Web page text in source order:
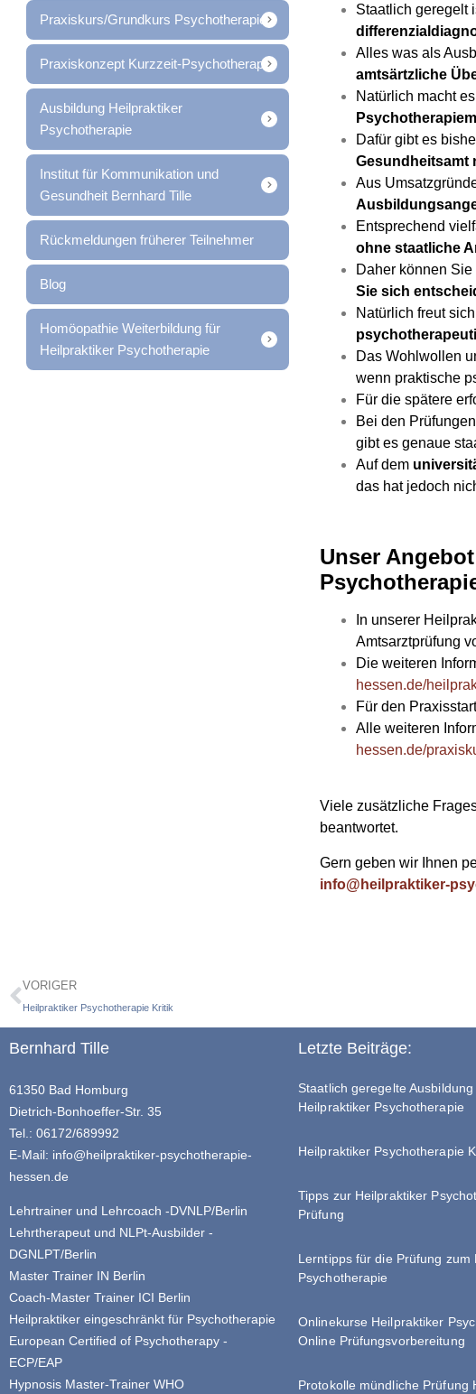
Praxiskurs/Grundkurs Psychotherapie
Praxiskonzept Kurzzeit-Psychotherapie
Ausbildung Heilpraktiker
Psychotherapie
Institut für Kommunikation und
Gesundheit Bernhard Tille
Rückmeldungen früherer Teilnehmer
Blog
Homöopathie Weiterbildung für
Heilpraktiker Psychotherapie
Staatlich geregelt
Alles was als
amtsärtzliche
Natürlich macht
Dafür gibt es
Gesundheitsamt
Aus
Entsprechend
ohne staatliche
Daher können
Sie sich
Natürlich freut
Das Wohlwollen
wenn praktische
Für die spätere
Bei den
gibt es genaue
Auf dem
das hat jedoch
Unser
In unserer
Amtsarztprüfung
Die weiteren
hessen.de/
Für den
Alle weiteren
hessen.de/
Viele zusätzliche
beantwortet.
Gern geben wir Ihnen
info@heilpraktiker-
VORIGER
Heilpraktiker Psychotherapie Kritik
Bernhard Tille
61350 Bad Homburg
Dietrich-Bonhoeffer-Str. 35
Tel.: 06172/689992
E-Mail: info@heilpraktiker-psychotherapie-
hessen.de
Lehrtrainer und Lehrcoach -DVNLP/Berlin
Lehrtherapeut und NLPt-Ausbilder -
DGNLPT/Berlin
Master Trainer IN Berlin
Coach-Master Trainer ICI Berlin
Heilpraktiker eingeschränkt für Psychotherapie
European Certified of Psychotherapy -
ECP/EAP
Hypnosis Master-Trainer WHO
Letzte Beiträge:
Staatlich geregelte Ausbildung
Heilpraktiker Psychotherapie
Heilpraktiker Psychotherapie
Tipps zur Heilpraktiker
Prüfung
Lerntipps für die Prüfung zum
Psychotherapie
Onlinekurse Heilpraktiker
Online Prüfungsvorbereitung
Protokolle mündliche Prüfung